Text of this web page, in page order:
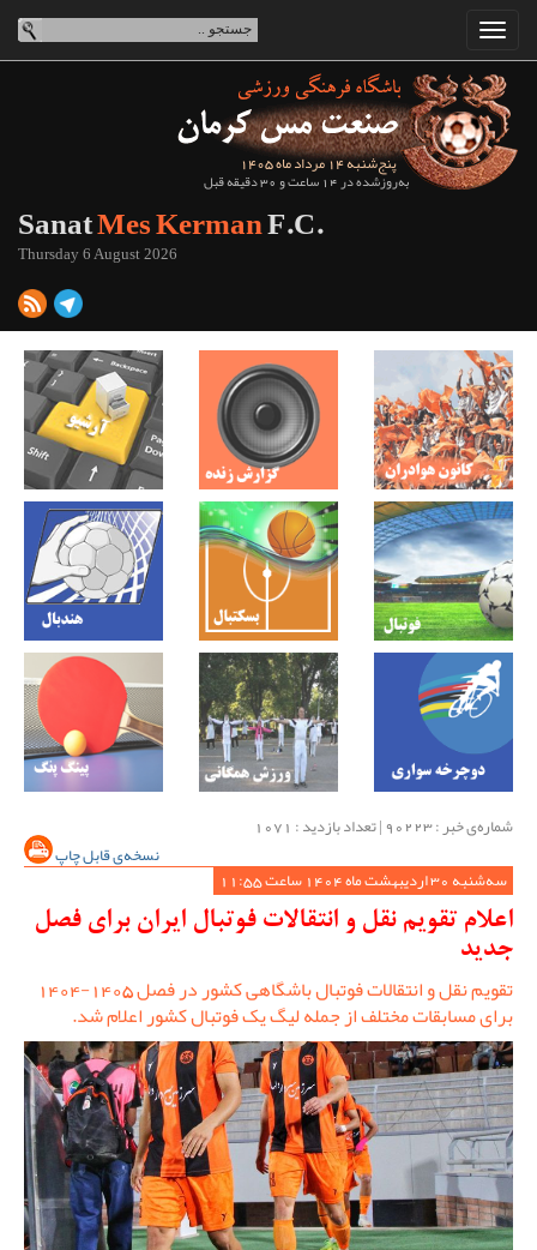
پنج‌شنبه 14 مرداد ماه 1405
به‌روزشده در 14 ساعت و 30 دقیقه قبل
SanatMes KermanF.C.
Thursday 6 August 2026
شماره‌ی خبر : ‌90223 | تعداد بازدید : 1071
نسخه‌ی قابل چاپ
سه‌شنبه 30 اردیبهشت ماه 1404 ساعت 11:55
اعلام تقویم نقل و انتقالات فوتبال ایران برای فصل
جدید
تقویم نقل و انتقالات فوتبال باشگاهی کشور در فصل 1405-1404
برای مسابقات مختلف از جمله لیگ یک فوتبال کشور اعلام شد.